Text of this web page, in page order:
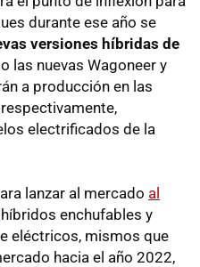
durante ese año se
versiones híbridas de
las nuevas Wagoneer y
a producción en las
electrificados de la
lanzar al mercado al
híbridos enchufables y
eléctricos, mismos que
hacia el año 2022,